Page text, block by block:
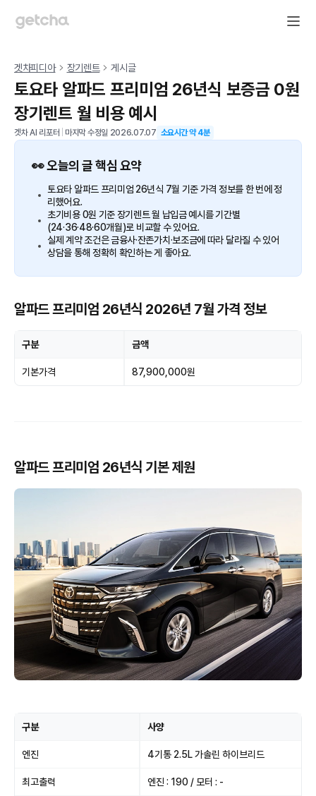
겟차피디아 장기렌트 게시글
토요타 알파드 프리미엄 26년식 보증금 0원
장기렌트 월 비용 예시
겟차 AI 리포터 마지막 수정일 2026.07.07 소요시간 약4분
👀 오늘의 글 핵심 요약
토요타 알파드 프리미엄 26년식 7월 기준 가격 정보를 한 번에 정
리했어요.
초기비용 0원 기준 장기렌트 월 납입금 예시를 기간별
(24·36·48·60개월)로 비교할 수 있어요.
실제 계약 조건은 금융사·잔존가치·보조금에 따라 달라질 수 있어
상담을 통해 정확히 확인하는 게 좋아요.
알파드 프리미엄 26년식 2026년 7월 가격 정보
구분 금액
기본가격 87,900,000원
알파드 프리미엄 26년식 기본 제원
구분 사양
엔진 4기통 2.5L 가솔린 하이브리드
최고출력 엔진 : 190 / 모터 : -